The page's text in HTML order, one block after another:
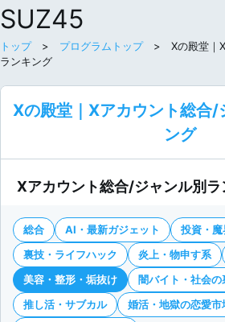
SUZ45
トップ> プログラムトップ> Xの殿堂｜X
ランキング
Xの殿堂｜Xアカウント総合/
ング
Xアカウント総合/ジャンル別ラ
総合 AI・最新ガジェット
投資・
裏技・ライフハック
炎上・物申す系
美容・整形・垢抜け
闇バイト・社会の
推し活・サブカル
婚活・地獄の恋愛市